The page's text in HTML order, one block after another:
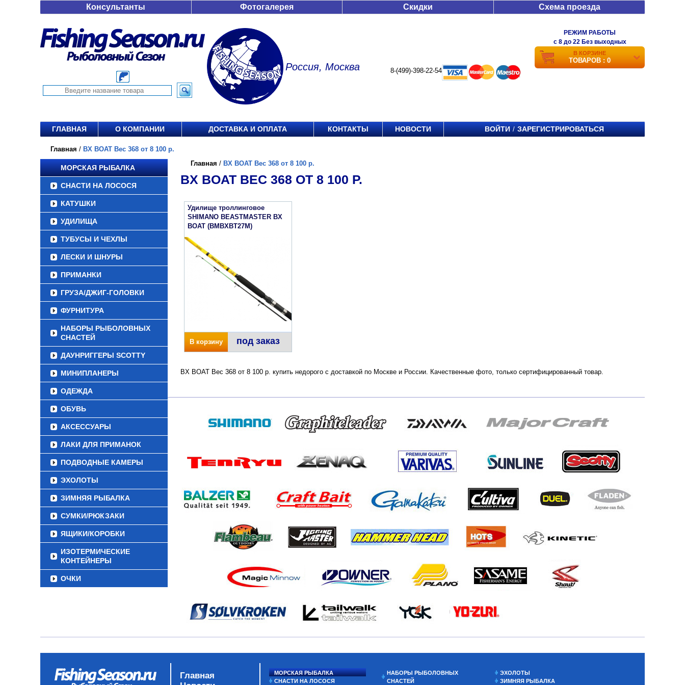
Консультанты Фотогалерея Скидки Схема проезда
Россия, Москва 8-(499)-398-22-54
РЕЖИМ РАБОТЫ
c 8 до 22 Без выходных
В КОРЗИНЕ
ТОВАРОВ : 0
ГЛАВНАЯ О КОМПАНИИ ДОСТАВКА И ОПЛАТА КОНТАКТЫ НОВОСТИ ВОЙТИ / ЗАРЕГИСТРИРОВАТЬСЯ
Главная / BX BOAT Вес 368 от 8 100 р.
МОРСКАЯ РЫБАЛКА
СНАСТИ НА ЛОСОСЯ
КАТУШКИ
УДИЛИЩА
ТУБУСЫ И ЧЕХЛЫ
ЛЕСКИ И ШНУРЫ
ПРИМАНКИ
ГРУЗА/ДЖИГ-ГОЛОВКИ
ФУРНИТУРА
НАБОРЫ РЫБОЛОВНЫХ
СНАСТЕЙ
ДАУНРИГГЕРЫ SCOTTY
МИНИПЛАНЕРЫ
ОДЕЖДА
ОБУВЬ
АКСЕССУАРЫ
ЛАКИ ДЛЯ ПРИМАНОК
ПОДВОДНЫЕ КАМЕРЫ
ЭХОЛОТЫ
ЗИМНЯЯ РЫБАЛКА
СУМКИ/РЮКЗАКИ
ЯЩИКИ/КОРОБКИ
ИЗОТЕРМИЧЕСКИЕ
КОНТЕЙНЕРЫ
ОЧКИ
Главная / BX BOAT Вес 368 от 8 100 р.
BX BOAT ВЕС 368 ОТ 8 100 Р.
Удилище троллинговое
SHIMANO BEASTMASTER BX
BOAT (BMBXBT27M)
В корзину под заказ
BX BOAT Вес 368 от 8 100 р. купить недорого с доставкой по Москве и России. Качественные фото, только сертифицированный товар.
Главная
МОРСКАЯ РЫБАЛКА
СНАСТИ НА ЛОСОСЯ
НАБОРЫ РЫБОЛОВНЫХ
СНАСТЕЙ
ЭХОЛОТЫ
ЗИМНЯЯ РЫБАЛКА